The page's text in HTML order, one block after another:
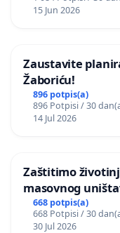
15 Jun 2026
Zaustavite
Žaboriću!
896 potpis(a)
896 Potpisi / 30
14 Jul 2026
Zaštitimo
masovnog
kuge
668 potpis(a)
668 Potpisi / 30
30 Jul 2026